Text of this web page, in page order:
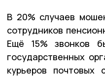
В 20% случаев
сотрудников
Ещё 15% звонков
государственных
курьеров почтовых